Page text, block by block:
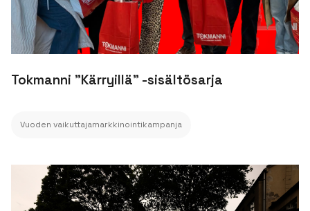
Tokmanni "Kärryillä" -sisältösarja
Vuoden vaikuttajamarkkinointikampanja